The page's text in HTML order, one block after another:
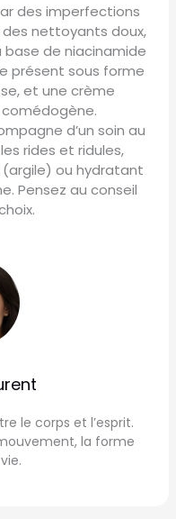
des imperfections
des nettoyants doux,
base de niacinamide
présent sous forme
et une crème
d’un soin au
rides et ridules,
(argile) ou hydratant
Pensez au conseil
le corps et l’esprit.
la forme